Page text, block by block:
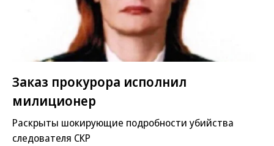
Заказ прокурора исполнил
милиционер
Раскрыты шокирующие подробности убийства
следователя СКР